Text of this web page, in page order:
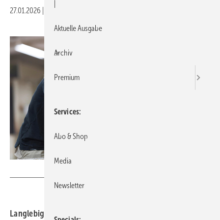
27.01.2026 Veröffentlicht in
Langlebige Holzfenster in perfekter Qualität zu
Aktuelle Ausgabe
Archiv
Premium
Services
Abo & Shop
Media
Newsletter